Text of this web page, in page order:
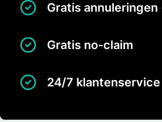
Gratis
Gratis no-claim
24/7 klantenservice